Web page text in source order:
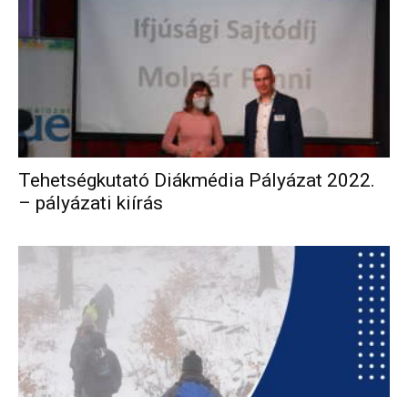
Tehetségkutató Diákmédia Pályázat 2022.
– pályázati kiírás